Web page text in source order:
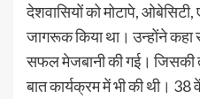
देशवासियों को मोटापे,
जागरूक किया था। उन्होंने कहा
सफल मेजबानी की गई। जिसकी
बात कार्यक्रम में भी की थी। 38